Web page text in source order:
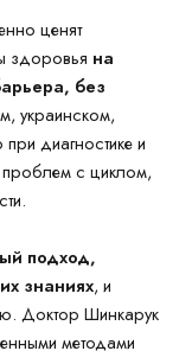
ценят
здоровья на
без
украинском,
диагностике и
проблем с циклом,
подход,
знаниях, и
Доктор Шинкарук
методами